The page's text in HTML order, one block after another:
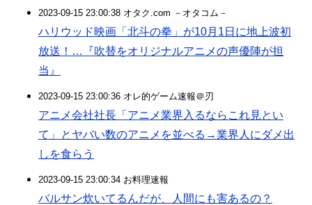
2023-09-15 23:00:38 オタク.com －オタコム－
ハリウッド映画「北斗の拳」が10月1日に地上波初
放送！…『吹替をオリジナルアニメの声優陣が担
当』
2023-09-15 23:00:36 オレ的ゲーム速報＠刃
アニメ会社社長「アニメ業界入るならこれ見とい
て」とヤバい数のアニメを並べる→業界人にダメ出
しを食らう
2023-09-15 23:00:34 お料理速報
バルサン炊いてるんだが、人間にも害あるの？